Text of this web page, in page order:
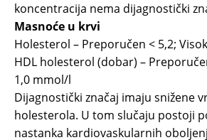
koncentracija nema dijagnostički
Masnoće u krvi
Holesterol – Preporučen < 5,2;
HDL holesterol (dobar) –
1,0 mmol/l
Dijagnostički značaj imaju snižene
holesterola. U tom slučaju postoji
nastanka kardiovaskularnih